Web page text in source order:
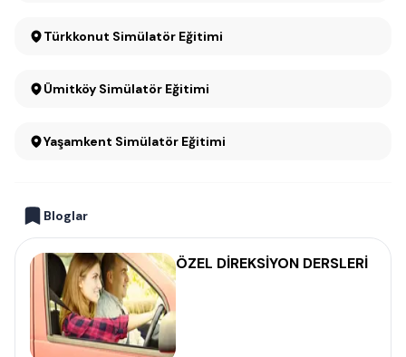
Türkkonut Simülatör Eğitimi
Ümitköy Simülatör Eğitimi
Yaşamkent Simülatör Eğitimi
Bloglar
ÖZEL DİREKSİYON DERSLERİ